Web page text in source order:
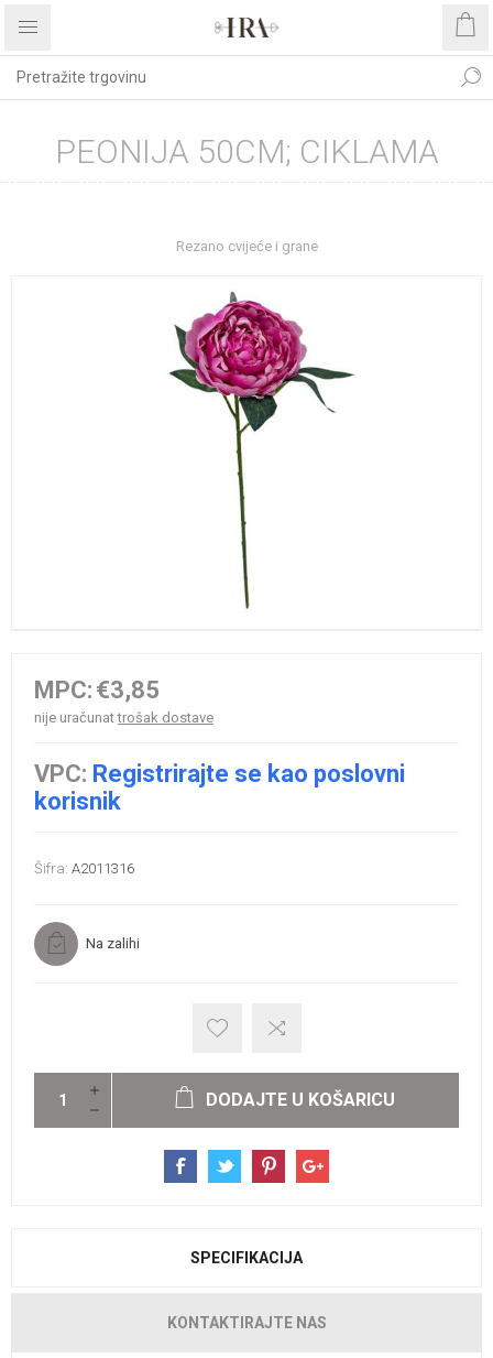
PEONIJA 50CM; CIKLAMA
Rezano cvijeće i grane
MPC: €3,85
nije uračunattrošak dostave
VPC: Registrirajte se kao poslovni
korisnik
Šifra: A2011316
Na zalihi
DODAJTE U KOŠARICU
SPECIFIKACIJA
KONTAKTIRAJTE NAS